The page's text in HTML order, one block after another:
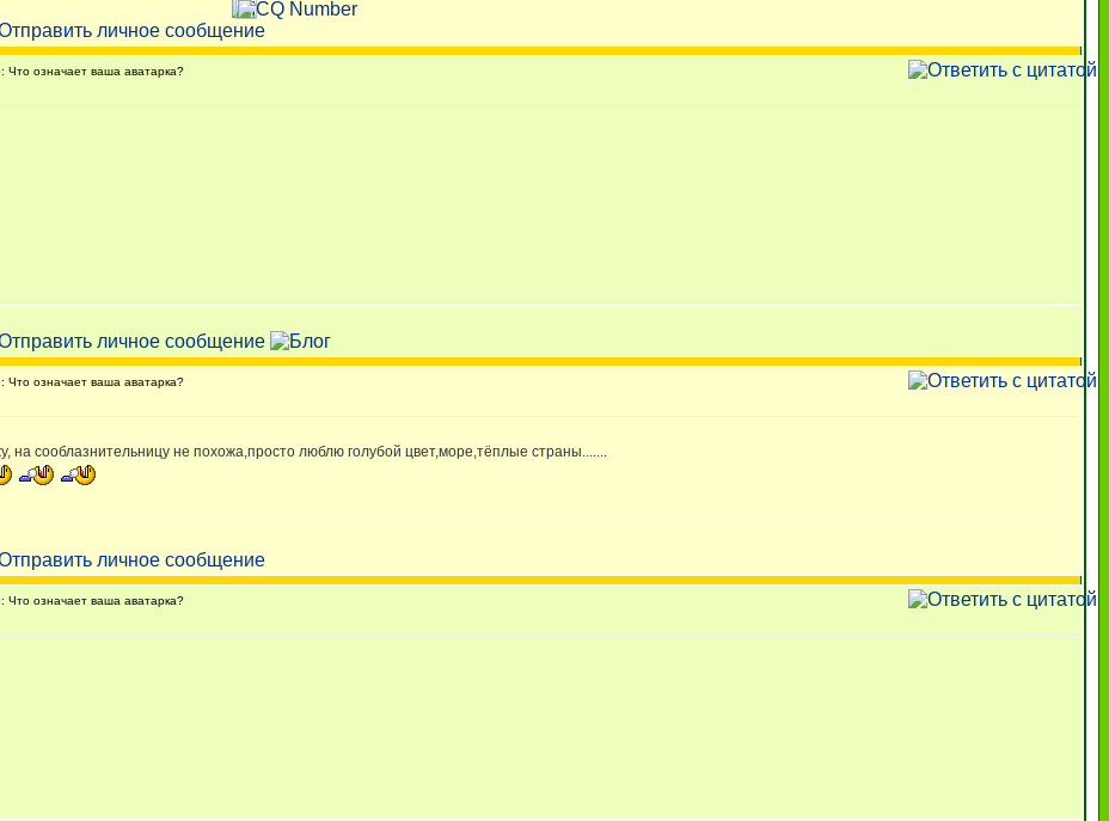
Что означает ваша аватарка?
Что означает ваша аватарка?
на сооблазнительницу не похожа,просто люблю голубой цвет,море,тёплые страны.......
Что означает ваша аватарка?